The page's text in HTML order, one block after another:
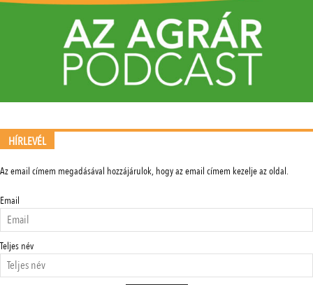
HÍRLEVÉL
Az email címem megadásával hozzájárulok, hogy az email címem kezelje az oldal.
Email
Teljes név